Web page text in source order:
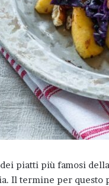
piatti più famosi
Il termine per